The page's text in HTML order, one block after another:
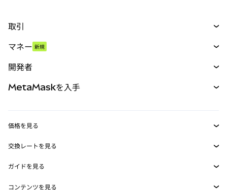
取引
パーペチュアル
RWA
マネー 新規
開発者
MetaMask Connect
Snaps
Web3サービス
MetaMaskを入手
セキュリティ
価格を見る
イーサリアムの価格
Solanaの価格
交換レートを見る
ETH→USD
USDT→INR
ガイドを見る
コンテンツを見る